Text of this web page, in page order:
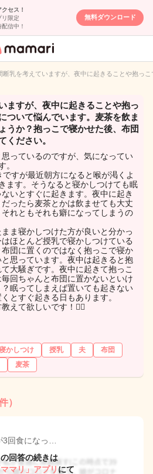
セス！
リ限定
信中！
無料ダウンロード
専用匿名QA
断乳を考えていますが、夜中に起きることや抱っ
ますが、夜中に起きることや抱っ
ついて悩んでいます。麦茶を飲ま
うか？抱っこで寝かせた後、布団
ください。
っているのですが、気になってい
。
すが最近朝方になると喉が渇くよ
ます。そうなると寝かしつけても眠
いとすぐに起きます。夜中に起き
ったら麦茶とかは飲ませても大丈
れともそれも癖になってしまうの
ま寝かしつけた方が良いと分かっ
ほとんど授乳で寝かしつけている
団に置くのではなく抱っこで寝か
思っています。夜中は起きると抱
大騒ぎです。夜中に起きて抱っこ
回ちゃんと布団に置かないといけ
眠ってしまえば置いても起きない
とすぐ起きる日もあります。
えて欲しいです！🙇‍♀️
かしつけ 授乳 夫
布団
麦茶
）
回食になっ…
回答の続きは
マリ」アプリ にて